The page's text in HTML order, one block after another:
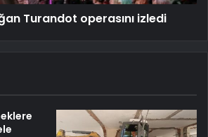
Turandot operasını izledi